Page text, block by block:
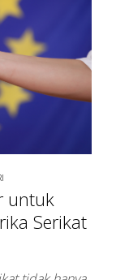
DI
untuk
Serikat